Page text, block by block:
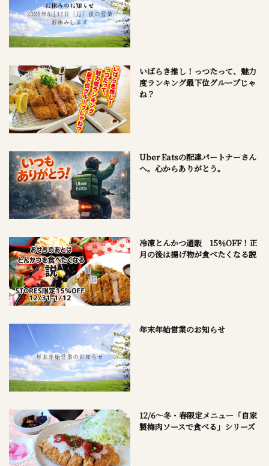
いばらき推し！っつたって、魅力
度ランキング最下位グループじゃ
ね？
Uber Eatsの配達パートナーさん
へ。心からありがとう。
冷凍とんかつ通販 15％OFF！正
月の後は揚げ物が食べたくなる説
年末年始営業のお知らせ
12/6～冬・春限定メニュー「自家
製梅肉ソースで食べる」シリーズ